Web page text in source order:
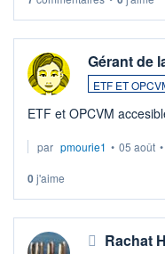
Gérant de
ETF ET
ETF et
par pmourie1 • 05 août •
0j'aime
Rachat